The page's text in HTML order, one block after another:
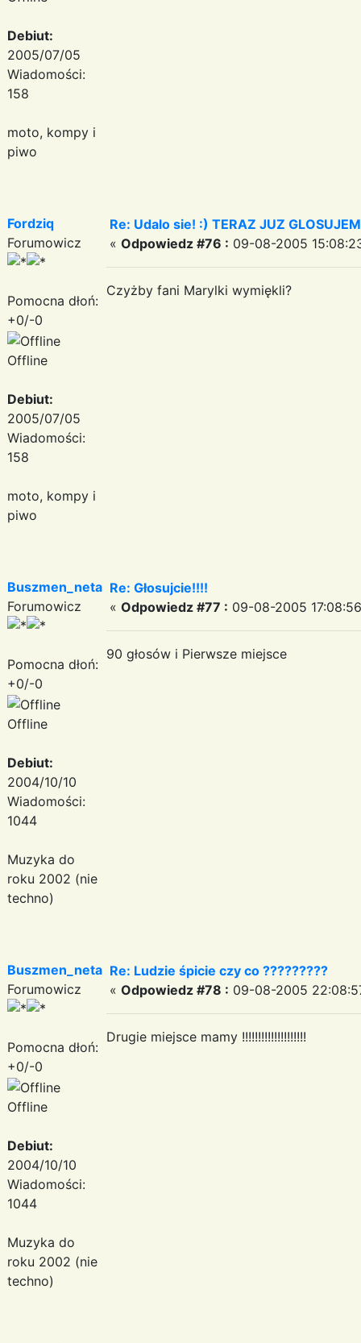
Debiut:
2005/07/05
Wiadomości:
158
moto, kompy i
piwo
Fordziq
Forumowicz
Pomocna dłoń:
+0/-0
Offline
Debiut:
2005/07/05
Wiadomości:
158
moto, kompy i
piwo
Re: Udalo sie! :) TERAZ JUZ
« Odpowiedz #76 : 09-08-2005
Czyżby fani Marylki wymiękli?
Buszmen_neta
Forumowicz
Pomocna dłoń:
+0/-0
Offline
Debiut:
2004/10/10
Wiadomości:
1044
Muzyka do
roku 2002 (nie
techno)
Re: Głosujcie!!!!
« Odpowiedz #77 : 09-08-2005
90 głosów i Pierwsze miejsce
Buszmen_neta
Forumowicz
Pomocna dłoń:
+0/-0
Offline
Debiut:
2004/10/10
Wiadomości:
1044
Muzyka do
roku 2002 (nie
techno)
Re: Ludzie śpicie czy co ?????????
« Odpowiedz #78 : 09-08-2005
Drugie miejsce mamy !!!!!!!!!!!!!!!!!!!!